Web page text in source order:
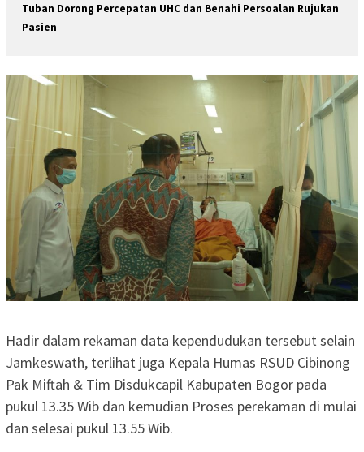
Tuban Dorong Percepatan UHC dan Benahi Persoalan Rujukan
Pasien
Hadir dalam rekaman data kependudukan tersebut selain
Jamkeswath, terlihat juga Kepala Humas RSUD Cibinong
Pak Miftah & Tim Disdukcapil Kabupaten Bogor pada
pukul 13.35 Wib dan kemudian Proses perekaman di mulai
dan selesai pukul 13.55 Wib.